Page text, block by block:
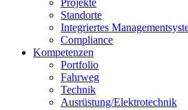
Projekte
Standorte
Integriertes
Compliance
Kompetenzen
Portfolio
Fahrweg
Technik
Ausrüstung/Elektrotechnik